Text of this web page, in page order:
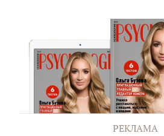
РЕКЛАМА